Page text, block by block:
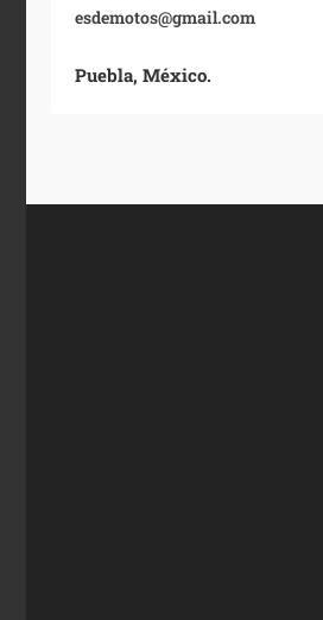
esdemotos@gmail.com
Puebla, México.